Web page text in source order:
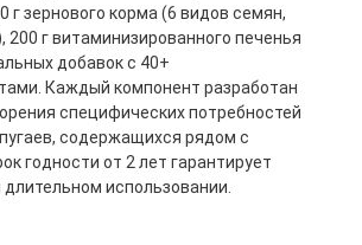
г зернового корма (6 видов семян,
200 г витаминизированного печенья
добавок с 40+
Каждый компонент разработан
специфических потребностей
содержащихся рядом с
годности от 2 лет гарантирует
использовании.